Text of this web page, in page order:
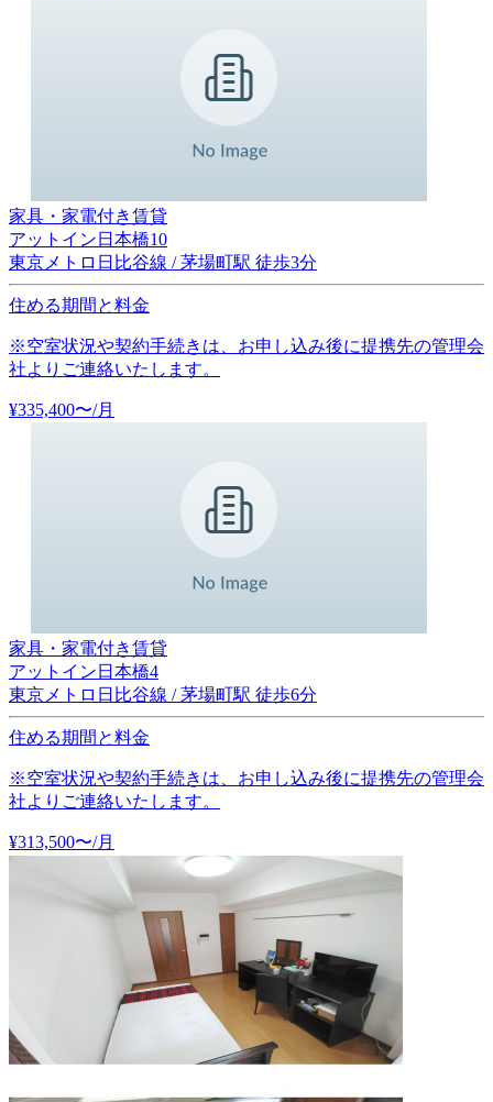
家具・家電付き賃貸
アットイン日本橋10
東京メトロ日比谷線 / 茅場町駅 徒歩3分
住める期間と料金
※空室状況や契約手続きは、お申し込み後に提携先の管理会
社よりご連絡いたします。
¥335,400〜/月
家具・家電付き賃貸
アットイン日本橋4
東京メトロ日比谷線 / 茅場町駅 徒歩6分
住める期間と料金
※空室状況や契約手続きは、お申し込み後に提携先の管理会
社よりご連絡いたします。
¥313,500〜/月